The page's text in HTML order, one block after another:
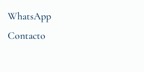
WhatsApp
Contacto